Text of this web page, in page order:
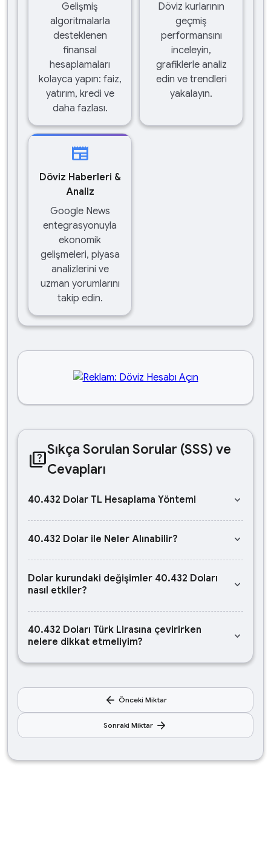
Gelişmiş
algoritmalarla
desteklenen
finansal
hesaplamaları
kolayca yapın: faiz,
yatırım, kredi ve
daha fazlası.
Döviz kurlarının
geçmiş
performansını
inceleyin,
grafiklerle analiz
edin ve trendleri
yakalayın.
newspaper
Döviz Haberleri &
Analiz
Google News
entegrasyonuyla
ekonomik
gelişmeleri, piyasa
analizlerini ve
uzman yorumlarını
takip edin.
quizSıkça Sorulan Sorular (SSS) ve
Cevapları
40.432 Dolar TL Hesaplama Yöntemi keyboard_arrow_down
40.432 Dolar ile Neler Alınabilir? keyboard_arrow_down
Dolar kurundaki değişimler 40.432 Doları
nasıl etkiler?
keyboard_arrow_down
40.432 Doları Türk Lirasına çevirirken
nelere dikkat etmeliyim?
keyboard_arrow_down
arrow_back Önceki Miktar
Sonraki Miktar arrow_forward